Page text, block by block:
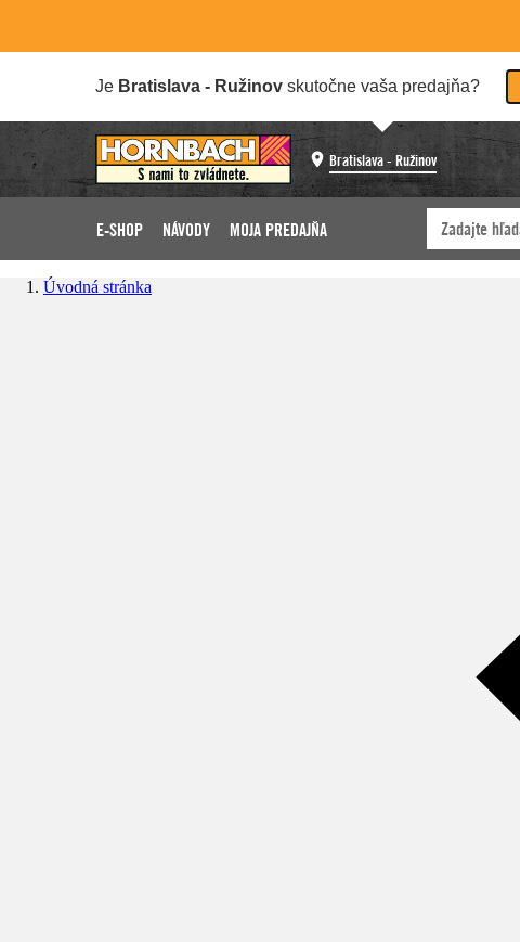
Je Bratislava - Ružinov skutočne vaša predajňa?
Bratislava - Ružinov
E-SHOP NÁVODY MOJA PREDAJŇA
Úvodná stránka